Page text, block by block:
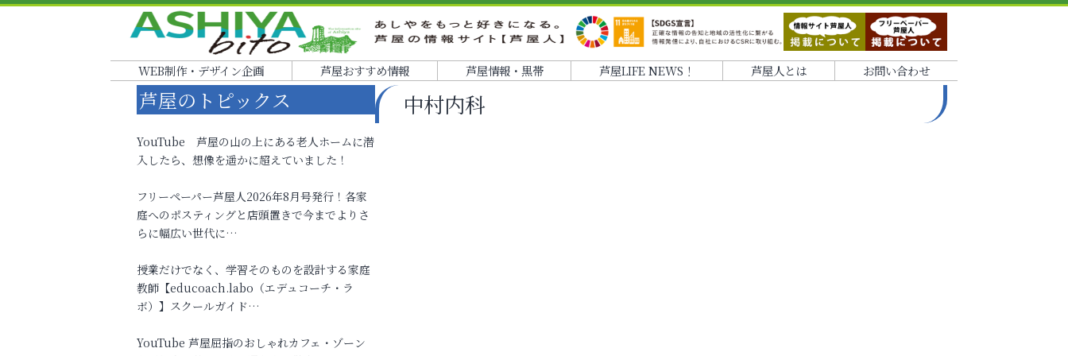
WEB制作・デザイン企画 芦屋おすすめ情報 芦屋情報・黒帯 芦屋LIFE NEWS！ 芦屋人とは お問い合わせ
中村内科
芦屋のトピックス
YouTube 芦屋の山の上にある老人ホームに潜
入したら、想像を遥かに超えていました！
フリーペーパー芦屋人2026年8月号発行！各家
庭へのポスティングと店頭置きで今までよりさ
らに幅広い世代に…
授業だけでなく、学習そのものを設計する家庭
教師【educoach.labo（エデュコーチ・ラ
ボ）】スクールガイド…
YouTube 芦屋屈指のおしゃれカフェ・ゾーン